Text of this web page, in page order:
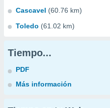
Cascavel (60.76 km)
Toledo (61.02 km)
Tiempo...
PDF
Más información